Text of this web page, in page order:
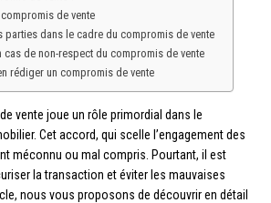
de vente
parties dans le cadre du compromis de vente
cas de non-respect du compromis de vente
rédiger un compromis de vente
vente joue un rôle primordial dans le
Cet accord, qui scelle l’engagement des
méconnu ou mal compris. Pourtant, il est
la transaction et éviter les mauvaises
nous vous proposons de découvrir en détail